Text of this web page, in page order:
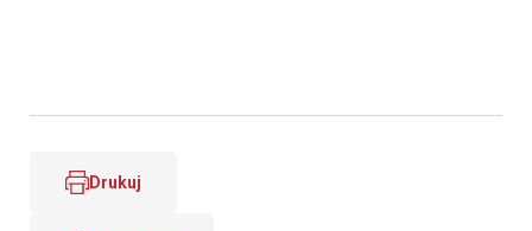
Drukuj